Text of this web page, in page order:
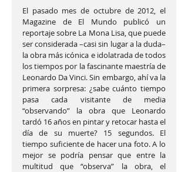
El pasado mes de octubre de 2012, el
Magazine de El Mundo publicó un
reportaje sobre La Mona Lisa, que puede
ser considerada –casi sin lugar a la duda–
la obra más icónica e idolatrada de todos
los tiempos por la fascinante maestría de
Leonardo Da Vinci. Sin embargo, ahí va la
primera sorpresa: ¿sabe cuánto tiempo
pasa cada visitante de media
“observando” la obra que Leonardo
tardó 16 años en pintar y retocar hasta el
día de su muerte? 15 segundos. El
tiempo suficiente de hacer una foto. A lo
mejor se podría pensar que entre la
multitud que “observa” la obra, el